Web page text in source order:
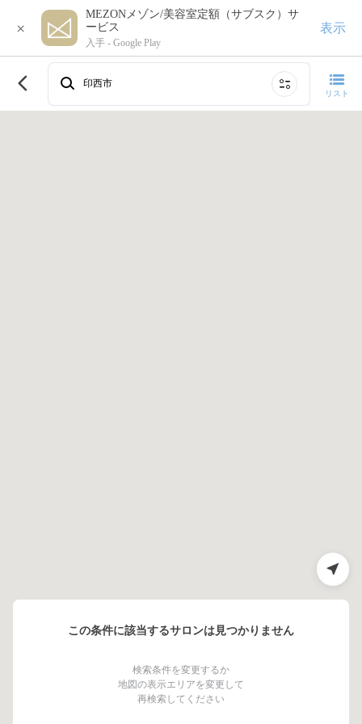
×
MEZONメゾン/美容室定額（サブスク）サ
ービス
入手 - Google Play
表示
印西市
リスト
この条件に該当するサロンは見つかりません
検索条件を変更するか
地図の表示エリアを変更して
再検索してください